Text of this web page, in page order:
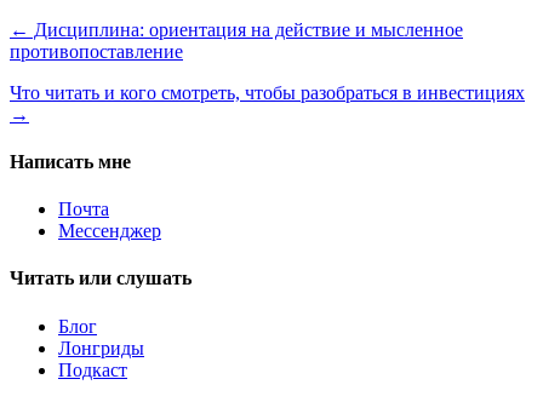
← Дисциплина: ориентация на действие и мысленное
противопоставление
Что читать и кого смотреть, чтобы разобраться в инвестициях
→
Написать мне
Почта
Мессенджер
Читать или слушать
Блог
Лонгриды
Подкаст